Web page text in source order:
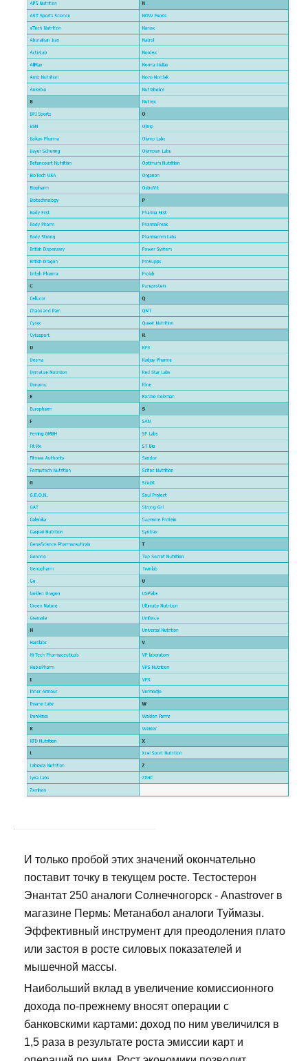
И только пробой этих значений окончательно
поставит точку в текущем росте. Тестостерон
Энантат 250 аналоги Солнечногорск - Anastrover в
магазине Пермь: Метанабол аналоги Туймазы.
Эффективный инструмент для преодоления плато
или застоя в росте силовых показателей и
мышечной массы.
Наибольший вклад в увеличение комиссионного
дохода по-прежнему вносят операции с
банковскими картами: доход по ним увеличился в
1,5 раза в результате роста эмиссии карт и